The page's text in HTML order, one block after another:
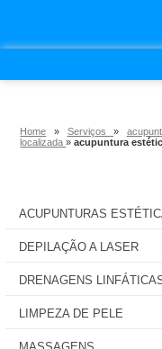
Home » Serviços»
localizada»acupuntura
ACUPUNTURAS
DEPILAÇÃO A LASER
DRENAGENS
LIMPEZA DE PELE